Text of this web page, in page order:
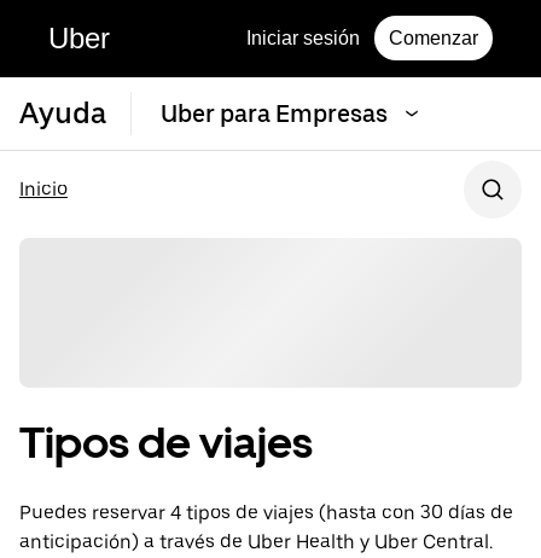
Uber Iniciar sesión Comenzar
Ayuda Uber para Empresas
Inicio
Tipos de viajes
Puedes reservar 4 tipos de viajes (hasta con 30 días de
anticipación) a través de Uber Health y Uber Central.